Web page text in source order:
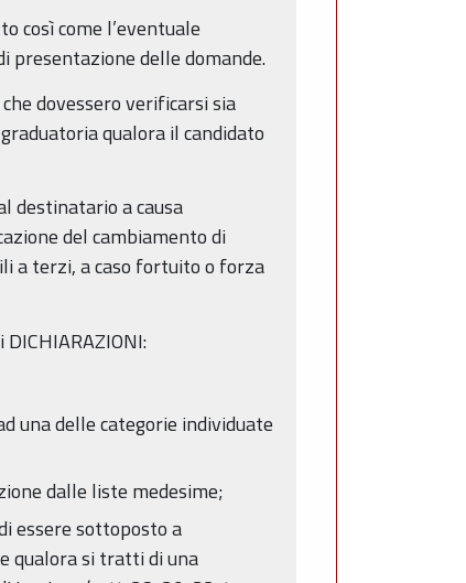
così come l’eventuale
presentazione delle domande.
dovessero verificarsi sia
qualora il candidato
destinatario a causa
del cambiamento di
a terzi, a caso fortuito o forza
una delle categorie individuate
dalle liste medesime;
essere sottoposto a
qualora si tratti di una